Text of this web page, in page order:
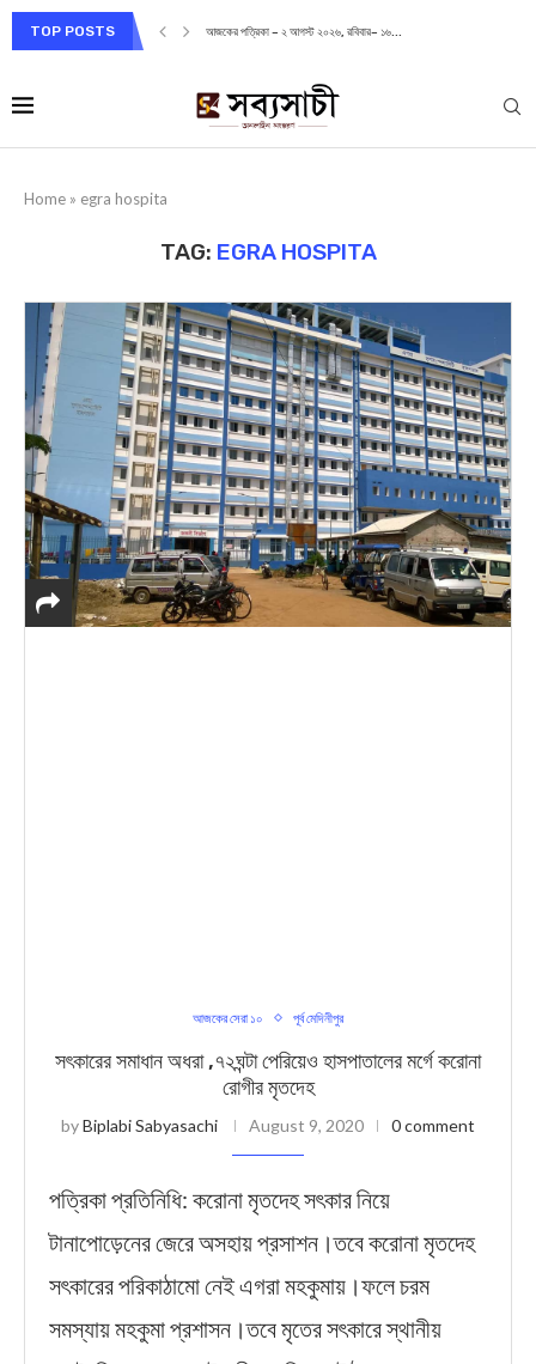
TOP POSTS আজকের পত্রিকা – ২ আগস্ট ২০২৬, রবিবার– ১৬...
Home » egra hospita
TAG: EGRA HOSPITA
আজকের সেরা ১০ পূর্ব মেদিনীপুর
সৎকারের সমাধান অধরা ,৭২ঘন্টা পেরিয়েও হাসপাতালের মর্গে করোনা
রোগীর মৃতদেহ
byBiplabi Sabyasachi August 9, 2020 0 comment
পত্রিকা প্রতিনিধি: করোনা মৃতদেহ সৎকার নিয়ে
টানাপোড়েনের জেরে অসহায় প্রসাশন।তবে করোনা মৃতদেহ
সৎকারের পরিকাঠামো নেই এগরা মহকুমায়।ফলে চরম
সমস্যায় মহকুমা প্রশাসন।তবে মৃতের সৎকারে স্থানীয়